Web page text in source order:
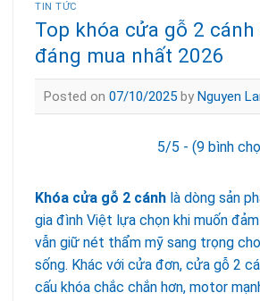
TIN TỨC
Top khóa cửa gỗ 2 cánh
đáng mua nhất 2026
Posted on 07/10/2025 by Nguyen
5/5 - (9 bình
Khóa cửa gỗ 2 cánh là dòng sản
gia đình Việt lựa chọn khi muốn
vẫn giữ nét thẩm mỹ sang trọng
sống. Khác với cửa đơn, cửa gỗ 2
cấu khóa chắc chắn hơn, motor